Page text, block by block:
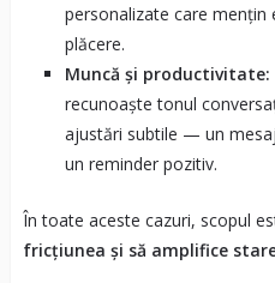
personalizate care mențin
plăcere.
Muncă și productivitate:
recunoaște tonul
ajustări subtile — un
un reminder pozitiv.
În toate aceste cazuri, scopul
fricțiunea și să amplifice